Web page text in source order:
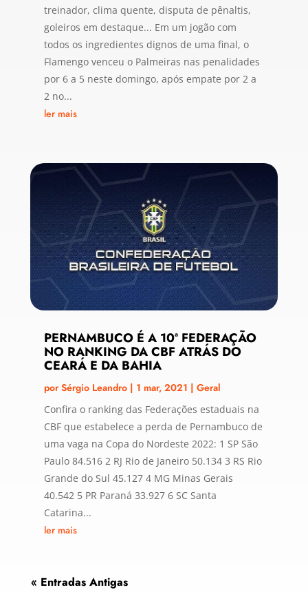
treinador, clima quente, disputa de pênaltis,
goleiros em destaque... Em um jogão com
todos os ingredientes dignos de uma final, o
Flamengo venceu o Palmeiras nas penalidades
por 6 a 5 neste domingo, após empate por 2 a
2 no...
ler mais
PERNAMBUCO É A 10ª FEDERAÇÃO
NO RANKING DA CBF ATRÁS DO
CEARÁ E DA BAHIA
porSérgio Leandro| 1 mar, 2021 | Geral
Confira o ranking das Federações estaduais na
CBF que estabelece a perda de Pernambuco de
uma vaga na Copa do Nordeste 2022: 1 SP São
Paulo 84.516 2 RJ Rio de Janeiro 50.134 3 RS Rio
Grande do Sul 45.127 4 MG Minas Gerais
40.542 5 PR Paraná 33.927 6 SC Santa
Catarina...
ler mais
« Entradas Antigas